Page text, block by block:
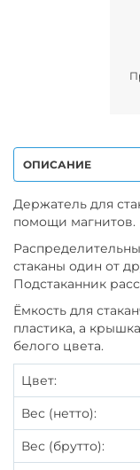
ОПИСАНИЕ
Держатель для
помощи магнитов.
стаканы один от
Подстаканник
Ёмкость для
пластика, а
белого цвета.
Цвет:
Вес (нетто):
Вес (брутто):